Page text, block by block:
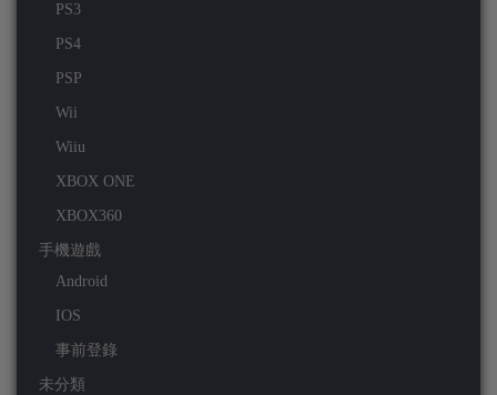
PS3
PS4
PSP
Wii
Wiiu
XBOX ONE
XBOX360
手機遊戲
Android
IOS
事前登錄
未分類